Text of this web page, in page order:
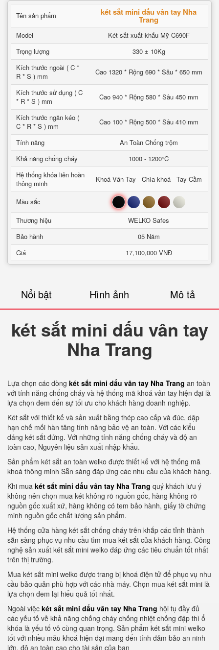
Tên sản phẩm két sắt mini dấu vân tay Nha
Trang
Model
Két sắt xuất khẩu Mỹ C690F
Trọng lượng
330 ± 10Kg
Kích thước ngoài ( C *
R * S ) mm
Cao 1320 * Rộng 690 * Sâu * 650 mm
Kích thước sử dụng ( C
* R * S ) mm
Cao 940 * Rộng 580 * Sâu 450 mm
Kích thước ngăn kéo (
C * R * S ) mm
Cao 100 * Rộng 500 * Sâu 410 mm
Tính năng
An Toàn Chống trộm
Khả năng chống cháy
1000 - 1200°C
Hệ thống khóa liên hoàn
thông minh
Khoá Vân Tay - Chìa khoá - Tay Cầm
Mầu sắc Đen Xanh Nâu Đỏ Trắng
Thương hiệu
WELKO Safes
Bảo hành
05 Năm
Giá
17,100,000 VNĐ
Nổi bật Hình ảnh Mô tả
két sắt mini dấu vân tay
Nha Trang
Lựa chọn các dòng két sắt mini dấu vân tay Nha Trang an toàn
với tính năng chống cháy và hệ thống mã khoá vân tay hiện đại là
lựa chọn đem đến sự tối ưu cho khách hàng doanh nghiệp.
Két sắt với thiết kế và sản xuất bằng thép cao cấp và đúc, dập
hạn chế mối hàn tăng tính năng bảo vệ an toàn. Với các kiểu
dáng két sắt đứng. Với những tính năng chống cháy và độ an
toàn cao, Nguyên liệu sản xuất nhập khẩu.
Sản phẩm két sắt an toàn welko được thiết kế với hệ thống mã
khoá thông minh Sẵn sàng đáp ứng các nhu cầu của khách hàng.
Khi mua két sắt mini dấu vân tay Nha Trang quý khách lưu ý
không nên chọn mua két không rõ nguồn gốc, hàng không rõ
nguồn gốc xuất xứ, hàng không có tem bảo hành, giấy tờ chứng
minh nguồn gốc chất lượng sản phẩm.
Hệ thống cửa hàng két sắt chống cháy trên khắp các tỉnh thành
sẵn sàng phục vụ nhu cầu tìm mua két sắt của khách hàng. Công
nghệ sản xuất két sắt mini welko đáp ứng các tiêu chuẩn tốt nhất
trên thị trường.
Mua két sắt mini welko được trang bị khoá điện tử để phục vụ nhu
cầu bảo quản phù hợp với các nhà máy. Chọn mua két sắt mini là
lựa chọn đem lại hiểu quả tốt nhất.
Ngoài việc két sắt mini dấu vân tay Nha Trang hội tụ đầy đủ
các yếu tố về khả năng chống cháy chống nhiệt chống đập thì ổ
khóa là yếu tố vô cùng quan trọng. Sản phẩm két sắt mini welko
tốt với nhiều mẫu khoá hiện đại mang đến tính đảm bảo an ninh
lớn, độ an toàn cao cho tài sản của bạn